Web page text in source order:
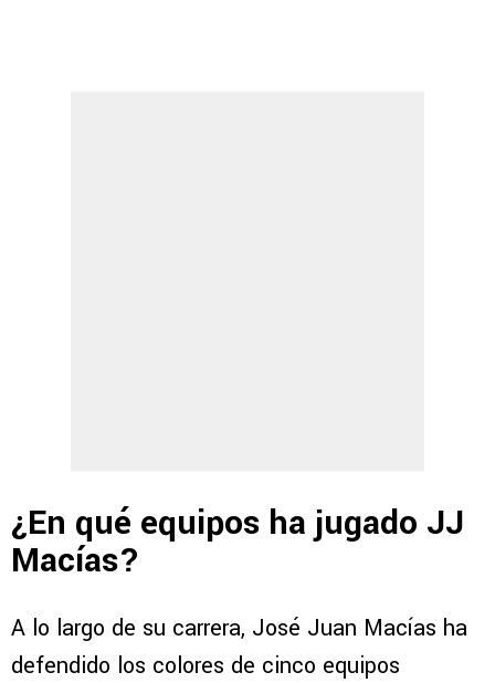
¿En qué equipos ha jugado JJ
Macías?
A lo largo de su carrera, José Juan Macías ha
defendido los colores de cinco equipos